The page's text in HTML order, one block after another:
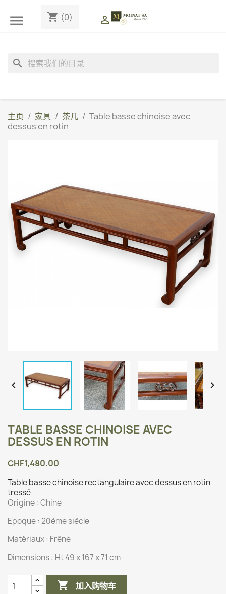
 shopping_cart (0) 
search
主页 家具 茶几
Table basse chinoise avec
dessus en rotin
 
TABLE BASSE CHINOISE AVEC
DESSUS EN ROTIN
CHF1,480.00
Table basse chinoise rectangulaire avec dessus en rotin
tressé
Origine : Chine
Epoque : 20ème siècle
Matériaux : Frêne
Dimensions : Ht 49 x 167 x 71 cm
 加入购物车